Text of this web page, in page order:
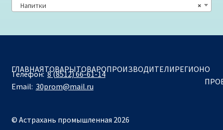
×
Напитки
ГЛАВНАЯТОВАРЫТОВАРОПРОИЗВОДИТЕЛИРЕГИОНО
Телефон:8 (8512) 66-61-14
Email: 30prom@mail.ru
© Астрахань промышленная 2026